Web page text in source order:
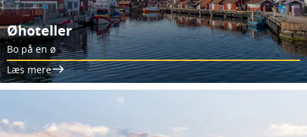
Øhoteller
Bo på en ø
Læs mere